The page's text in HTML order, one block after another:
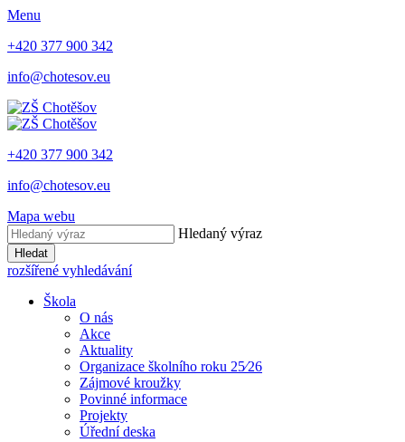
Menu
+420 377 900 342
info@chotesov.eu
+420 377 900 342
info@chotesov.eu
Mapa webu
Hledaný výraz
Hledat
rozšířené vyhledávání
Škola
O nás
Akce
Aktuality
Organizace školního roku 25⁄26
Zájmové kroužky
Povinné informace
Projekty
Úřední deska